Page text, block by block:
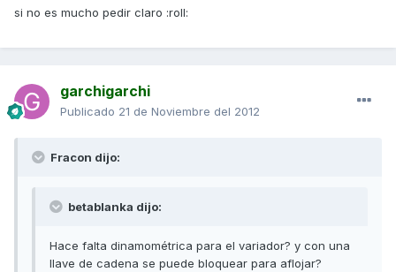
si no es mucho pedir claro :roll:
garchigarchi
Publicado 21 de Noviembre del 2012
Fracon dijo:
betablanka dijo:
Hace falta dinamométrica para el variador? y con una
llave de cadena se puede bloquear para aflojar?